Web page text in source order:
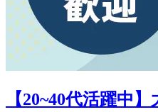
【20~40代活躍中